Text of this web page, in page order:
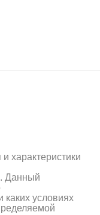
характеристики
Данный
условиях